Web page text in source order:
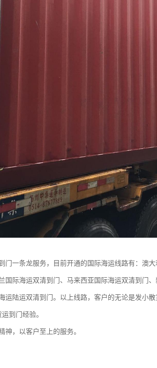
门一条龙服务，目前开通的国际海运线路有：澳
国际海运双清到门、马来西亚国际海运双清到门
运陆运双清到门。以上线路，客户的无论是发小
到门经验。
神，以客户至上的服务。